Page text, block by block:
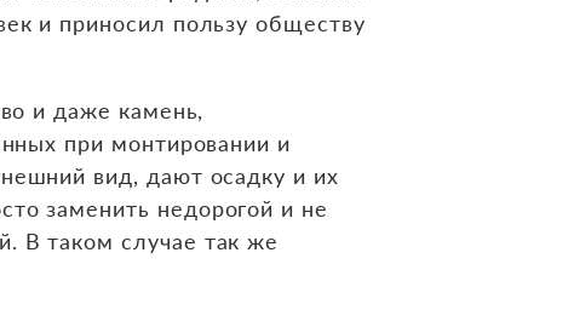
и приносил пользу обществу
и даже камень,
при монтировании и
вид, дают осадку и их
заменить недорогой и не
В таком случае так же